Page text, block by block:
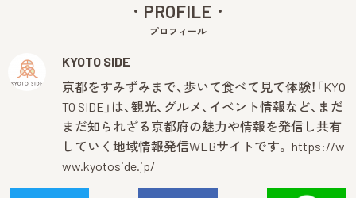
PROFILE
プロフィール
KYOTO SIDE
京都をすみずみまで、歩いて食べて見て体験！「KYO
TO SIDE」は、観光、グルメ、イベント情報など、まだ
まだ知られざる京都府の魅力や情報を発信し共有
していく地域情報発信WEBサイトです。 https://w
ww.kyotoside.jp/